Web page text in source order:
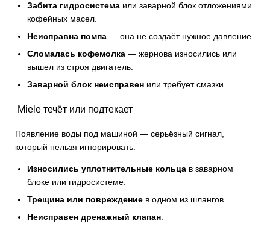
Забита гидросистема или заварной блок отложениями
кофейных масел.
Неисправна помпа — она не создаёт нужное давление.
Сломалась кофемолка — жернова износились или
вышел из строя двигатель.
Заварной блок неисправен или требует смазки.
Miele течёт или подтекает
Появление воды под машиной — серьёзный сигнал,
который нельзя игнорировать:
Износились уплотнительные кольца в заварном
блоке или гидросистеме.
Трещина или повреждение в одном из шлангов.
Неисправен дренажный клапан